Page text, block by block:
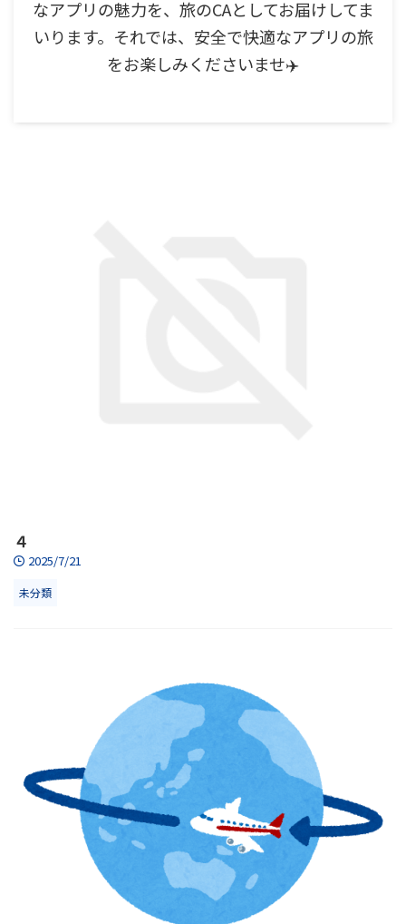
なアプリの魅力を、旅のCAとしてお届けしてま
いります。それでは、安全で快適なアプリの旅
をお楽しみくださいませ✈️
４
2025/7/21
未分類